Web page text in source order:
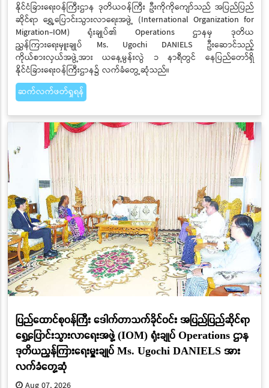
နိုင်ငံခြားရေးဝန်ကြီးဌာန ဒုတိယဝန်ကြီး ဦးကိုကိုကျော်သည် အပြည်ပြည်
ဆိုင်ရာ ရွှေ့ပြောင်းသွားလာရေးအဖွဲ့ (International Organization for
Migration-IOM) ရုံးချုပ်၏ Operations ဌာနမှ ဒုတိယ
ညွှန်ကြားရေးမှူးချုပ် Ms. Ugochi DANIELS ဦးဆောင်သည့်
ကိုယ်စားလှယ်အဖွဲ့အား ယနေ့မွန်းလွဲ ၁ နာရီတွင် နေပြည်တော်ရှိ
နိုင်ငံခြားရေးဝန်ကြီးဌာန၌ လက်ခံတွေ့ဆုံသည်။
ဆက်လက်ဖတ်ရှုရန်
ပြည်ထောင်စုဝန်ကြီး ဒေါက်တာသက်ခိုင်ဝင်း အပြည်ပြည်ဆိုင်ရာ
ရွှေ့ပြောင်းသွားလာရေးအဖွဲ့ (IOM) ရုံးချုပ် Operations ဌာန
ဒုတိယညွှန်ကြားရေးမှူးချုပ် Ms. Ugochi DANIELS အား
လက်ခံတွေ့ဆုံ